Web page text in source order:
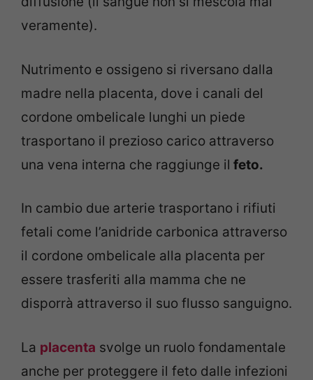
veramente).
Nutrimento e ossigeno si riversano dalla
madre nella placenta, dove i canali del
cordone ombelicale lunghi un piede
trasportano il prezioso carico attraverso
una vena interna che raggiunge il feto.
In cambio due arterie trasportano i rifiuti
fetali come l’anidride carbonica attraverso
il cordone ombelicale alla placenta per
essere trasferiti alla mamma che ne
disporrà attraverso il suo flusso sanguigno.
La placenta svolge un ruolo fondamentale
anche per proteggere il feto dalle infezioni